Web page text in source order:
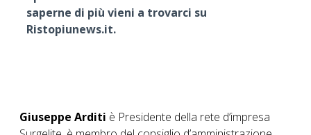
saperne di più vieni a trovarci su
Ristopiunews.it.
Giuseppe Arditi è Presidente della rete d’impresa